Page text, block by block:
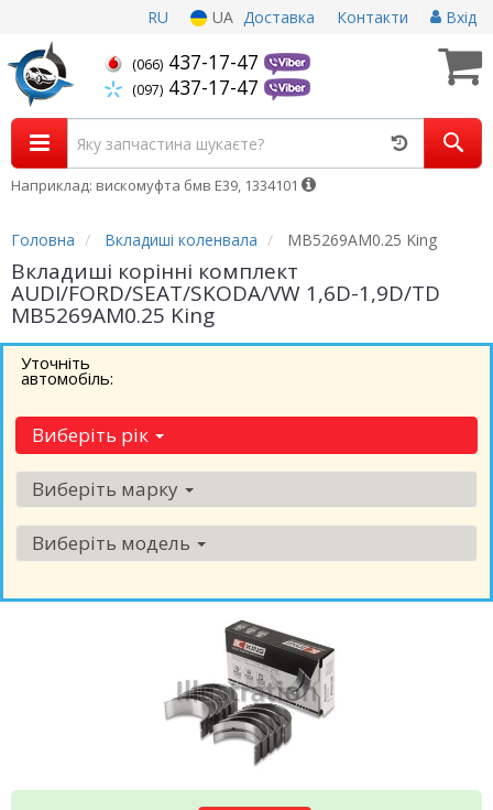
RU UA Доставка Контакти Вхід
(066) 437-17-47
(097) 437-17-47
Наприклад: вискомуфта бмв Е39, 1334101
Головна Вкладиші коленвала MB5269AM0.25 King
Вкладиші корінні комплект
AUDI/FORD/SEAT/SKODA/VW 1,6D-1,9D/TD
MB5269AM0.25 King
Уточніть
автомобіль:
Виберіть рік
Виберіть марку
Виберіть модель